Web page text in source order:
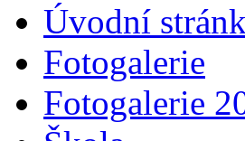
Úvodní
Fotogalerie
Fotogalerie